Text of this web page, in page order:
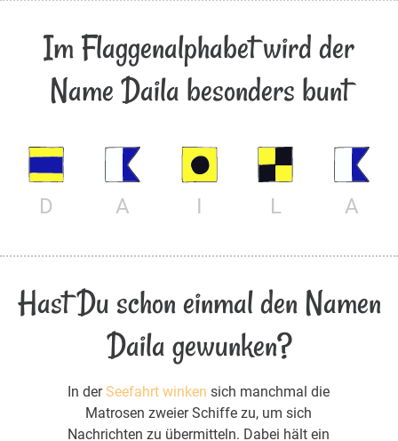
Im Flaggenalphabet wird der
Name Daila besonders bunt
D A I L A
Hast Du schon einmal den Namen
Daila gewunken?
In derSeefahrt winken sich manchmal die
Matrosen zweier Schiffe zu, um sich
Nachrichten zu übermitteln. Dabei hält ein